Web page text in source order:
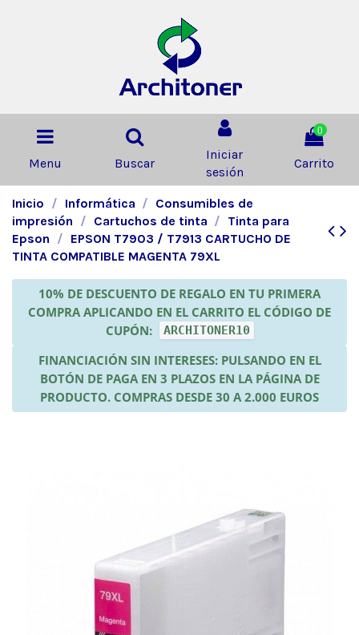
Menu Buscar
Iniciar
sesión
0
Carrito
Inicio Informática
Consumibles de
impresión
Cartuchos de tinta
Tinta para
Epson
EPSON T7903 / T7913 CARTUCHO DE
TINTA COMPATIBLE MAGENTA 79XL
10% DE DESCUENTO DE REGALO EN TU PRIMERA
COMPRA APLICANDO EN EL CARRITO EL CÓDIGO DE
CUPÓN:
ARCHITONER10
FINANCIACIÓN SIN INTERESES: PULSANDO EN EL
BOTÓN DE PAGA EN 3 PLAZOS EN LA PÁGINA DE
PRODUCTO. COMPRAS DESDE 30 A 2.000 EUROS